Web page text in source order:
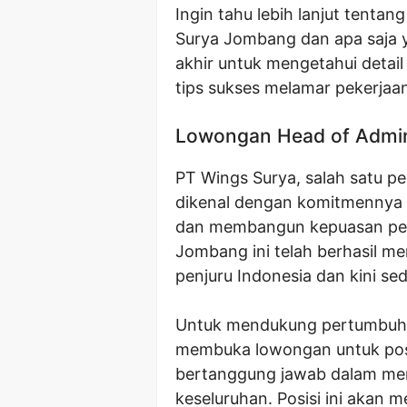
Ingin tahu lebih lanjut
Surya Jombang dan apa
akhir untuk mengetahui
tips sukses melamar
Lowongan Head of
PT Wings Surya, salah satu
dikenal dengan
dan membangun kepuasan
Jombang ini telah berhasil
penjuru Indonesia dan kini
Untuk mendukung
membuka lowongan untuk
bertanggung jawab dalam
keseluruhan. Posisi ini akan